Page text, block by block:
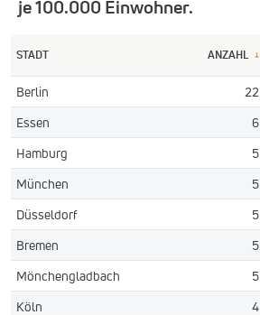
je 100.000 Einwohner.
STADT ANZAHL ↓
Berlin 22
Essen
6
Hamburg
5
München
5
Düsseldorf
5
Bremen
5
Mönchengladbach
5
Köln
4